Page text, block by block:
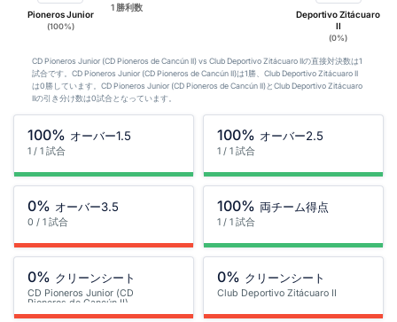
Pioneros Junior
(100%)
1 勝利数
Deportivo Zitácuaro
II
(0%)
CD Pioneros Junior (CD Pioneros de Cancún II) vs Club Deportivo Zitácuaro IIの直接対決数は1
試合です。CD Pioneros Junior (CD Pioneros de Cancún II)は1勝、Club Deportivo Zitácuaro II
は0勝しています。CD Pioneros Junior (CD Pioneros de Cancún II)とClub Deportivo Zitácuaro
IIの引き分け数は0試合となっています。
100% オーバー1.5
1 / 1 試合
100% オーバー2.5
1 / 1 試合
0% オーバー3.5
0 / 1 試合
100% 両チーム得点
1 / 1 試合
0% クリーンシート
CD Pioneros Junior (CD
Pioneros de Cancún II)
0% クリーンシート
Club Deportivo Zitácuaro II